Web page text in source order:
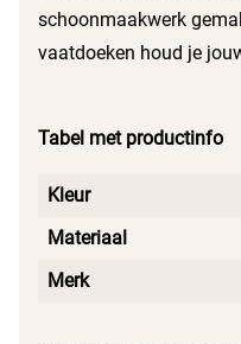
schoonmaakwerk
vaatdoeken houd je
pastel groen aan jouw
van het verschil!
Tabel met productinfo
Kleur
Materiaal
Merk